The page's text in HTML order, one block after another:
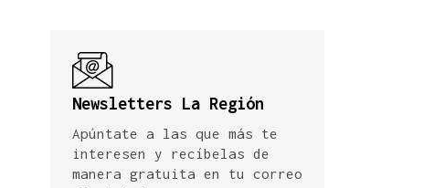
Newsletters La Región
Apúntate a las que más te
interesen y recíbelas de
manera gratuita en tu correo